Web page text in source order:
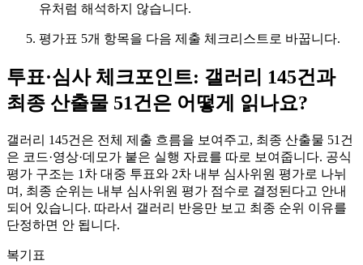
유처럼 해석하지 않습니다.
평가표 5개 항목을 다음 제출 체크리스트로 바꿉니다.
투표·심사 체크포인트: 갤러리 145건과
최종 산출물 51건은 어떻게 읽나요?
갤러리 145건은 전체 제출 흐름을 보여주고, 최종 산출물 51건
은 코드·영상·데모가 붙은 실행 자료를 따로 보여줍니다. 공식
평가 구조는 1차 대중 투표와 2차 내부 심사위원 평가로 나뉘
며, 최종 순위는 내부 심사위원 평가 점수로 결정된다고 안내
되어 있습니다. 따라서 갤러리 반응만 보고 최종 순위 이유를
단정하면 안 됩니다.
복기표